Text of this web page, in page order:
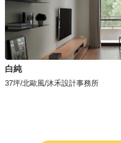
白純
37坪/北歐風/沐禾設計事務所